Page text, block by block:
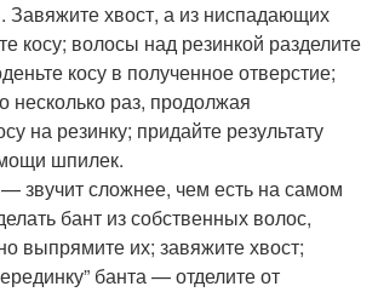
Завяжите хвост, а из ниспадающих
косу; волосы над резинкой разделите
косу в полученное отверстие;
несколько раз, продолжая
на резинку; придайте результату
шпилек.
звучит сложнее, чем есть на самом
бант из собственных волос,
выпрямите их; завяжите хвост;
банта — отделите от